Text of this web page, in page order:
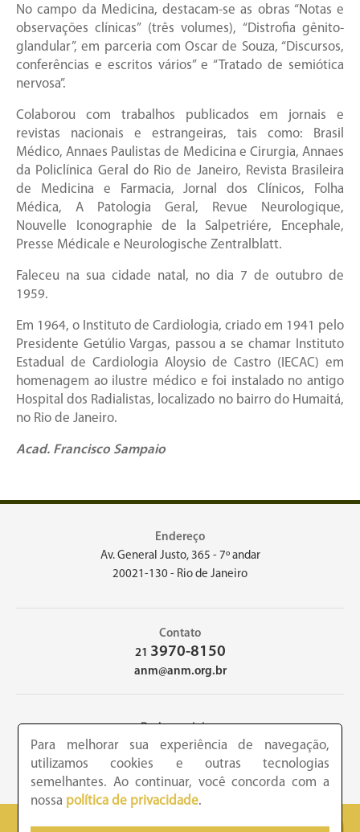
No campo da Medicina, destacam-se as obras “Notas e
observações clínicas” (três volumes), “Distrofia gênito-
glandular”, em parceria com Oscar de Souza, “Discursos,
conferências e escritos vários” e “Tratado de semiótica
nervosa”.
Colaborou com trabalhos publicados em jornais e
revistas nacionais e estrangeiras, tais como: Brasil
Médico, Annaes Paulistas de Medicina e Cirurgia, Annaes
da Policlínica Geral do Rio de Janeiro, Revista Brasileira
de Medicina e Farmacia, Jornal dos Clínicos, Folha
Médica, A Patologia Geral, Revue Neurologique,
Nouvelle Iconographie de la Salpetriére, Encephale,
Presse Médicale e Neurologische Zentralblatt.
Faleceu na sua cidade natal, no dia 7 de outubro de
1959.
Em 1964, o Instituto de Cardiologia, criado em 1941 pelo
Presidente Getúlio Vargas, passou a se chamar Instituto
Estadual de Cardiologia Aloysio de Castro (IECAC) em
homenagem ao ilustre médico e foi instalado no antigo
Hospital dos Radialistas, localizado no bairro do Humaitá,
no Rio de Janeiro.
Acad. Francisco Sampaio
Endereço
Av. General Justo, 365 - 7º andar
20021-130 - Rio de Janeiro
Contato
21 3970-8150
anm@anm.org.br
Redes sociais
2026 - Academia Nacional de Medicina - Copyright © todos os
Para melhorar sua experiência de navegação,
utilizamos cookies e outras tecnologias
semelhantes. Ao continuar, você concorda com a
nossa política de privacidade.